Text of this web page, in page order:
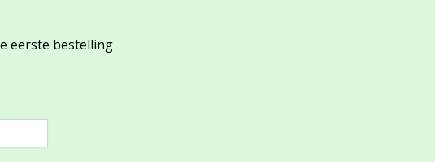
eerste bestelling